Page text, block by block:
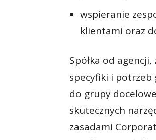
wspieranie
klientami oraz
Spółka od
specyfiki i
do grupy
skutecznych
zasadami